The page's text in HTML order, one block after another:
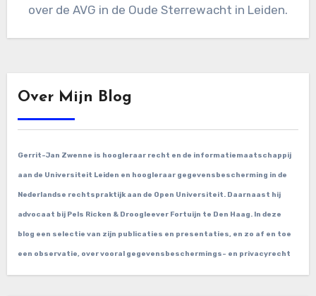
over de AVG in de Oude Sterrewacht in Leiden.
Over Mijn Blog
Gerrit-Jan Zwenne is hoogleraar recht en de informatiemaatschappij
aan de Universiteit Leiden en hoogleraar gegevensbescherming in de
Nederlandse rechtspraktijk aan de Open Universiteit. Daarnaast hij
advocaat bij Pels Ricken & Droogleever Fortuijn te Den Haag. In deze
blog een selectie van zijn publicaties en presentaties, en zo af en toe
een observatie, over vooral gegevensbeschermings- en privacyrecht